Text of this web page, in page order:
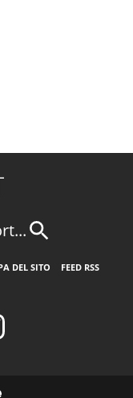
DEL SITO
FEED RSS